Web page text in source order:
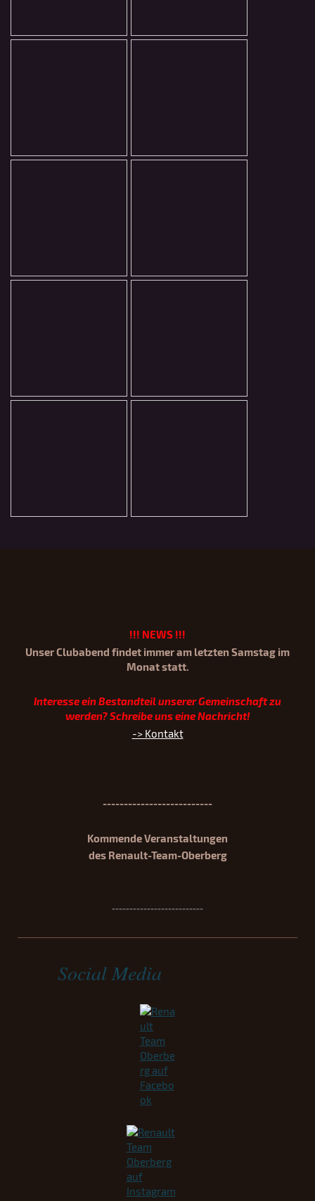
!!! NEWS !!!
Unser Clubabend findet immer am letzten Samstag im
Monat statt.
Interesse ein Bestandteil unserer Gemeinschaft zu
werden? Schreibe uns eine Nachricht!
-> Kontakt
--------------------------
Kommende Veranstaltungen
des Renault-Team-Oberberg
--------------------------
Social Media